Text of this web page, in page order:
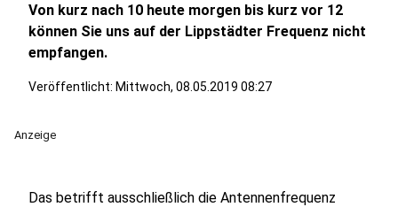
Von kurz nach 10 heute morgen bis kurz vor 12
können Sie uns auf der Lippstädter Frequenz nicht
empfangen.
Veröffentlicht: Mittwoch, 08.05.2019 08:27
Anzeige
Das betrifft ausschließlich die Antennenfrequenz